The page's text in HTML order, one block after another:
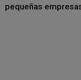
pequeñas